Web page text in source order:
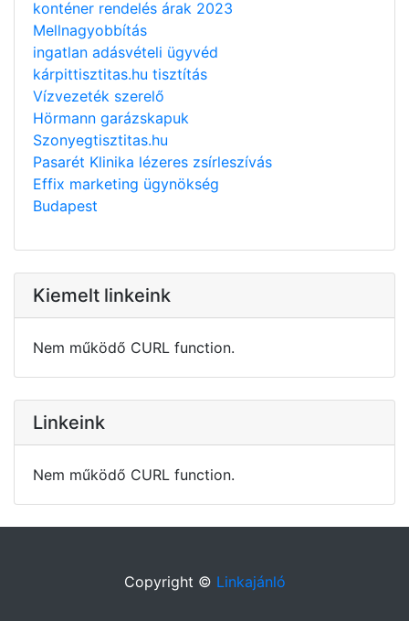
konténer rendelés árak 2023
Mellnagyobbítás
ingatlan adásvételi ügyvéd
kárpittisztitas.hu tisztítás
Vízvezeték szerelő
Hörmann garázskapuk
Szonyegtisztitas.hu
Pasarét Klinika lézeres zsírleszívás
Effix marketing ügynökség
Budapest
Kiemelt linkeink
Nem működő CURL function.
Linkeink
Nem működő CURL function.
Copyright © Linkajánló